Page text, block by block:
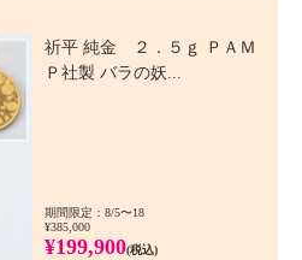
祈平 純金 ２．５ｇ ＰＡＭ
Ｐ社製 バラの妖...
期間限定：8/5〜18
¥385,000
¥199,900(税込)